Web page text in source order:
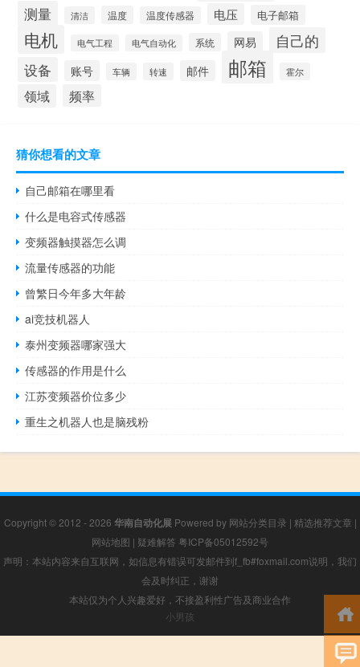
测量 清洁 温度 温度传感器 电压 电子邮箱
电机 电气工程 电气自动化 系统 网易 自己的
设备 账号 车辆 转速 邮件 邮箱 霍尔
领域 频率
猜你想看的文章
自己邮箱在哪里看
什么是电容式传感器
变频器触摸器怎么调
流量传感器的功能
曾繁日今年多大年龄
ai竞技机器人
泰州变频器哪家强大
传感器的作用是什么
江苏变频器价位多少
重生之机器人也是脑残粉
Copyright © 2012 - 2026 华南自动化展Powered by 网站分类目录 | 精选推荐文章 |
网站地图 | 疑难解答 粤ICP备05012592号
声明：本站内容来自互联网，如信息有错误可发邮件到f_fb#foxmail.com说明，我们
会及时纠正，谢谢
本站仅为个人兴趣爱好，不接盈利性广告及商业合作
小男孩